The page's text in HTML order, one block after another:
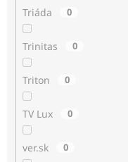
Triáda 0
Trinitas 0
Triton 0
TV Lux 0
ver.sk 0